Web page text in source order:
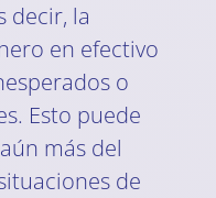
decir, la
en efectivo
o
Esto puede
más del
de